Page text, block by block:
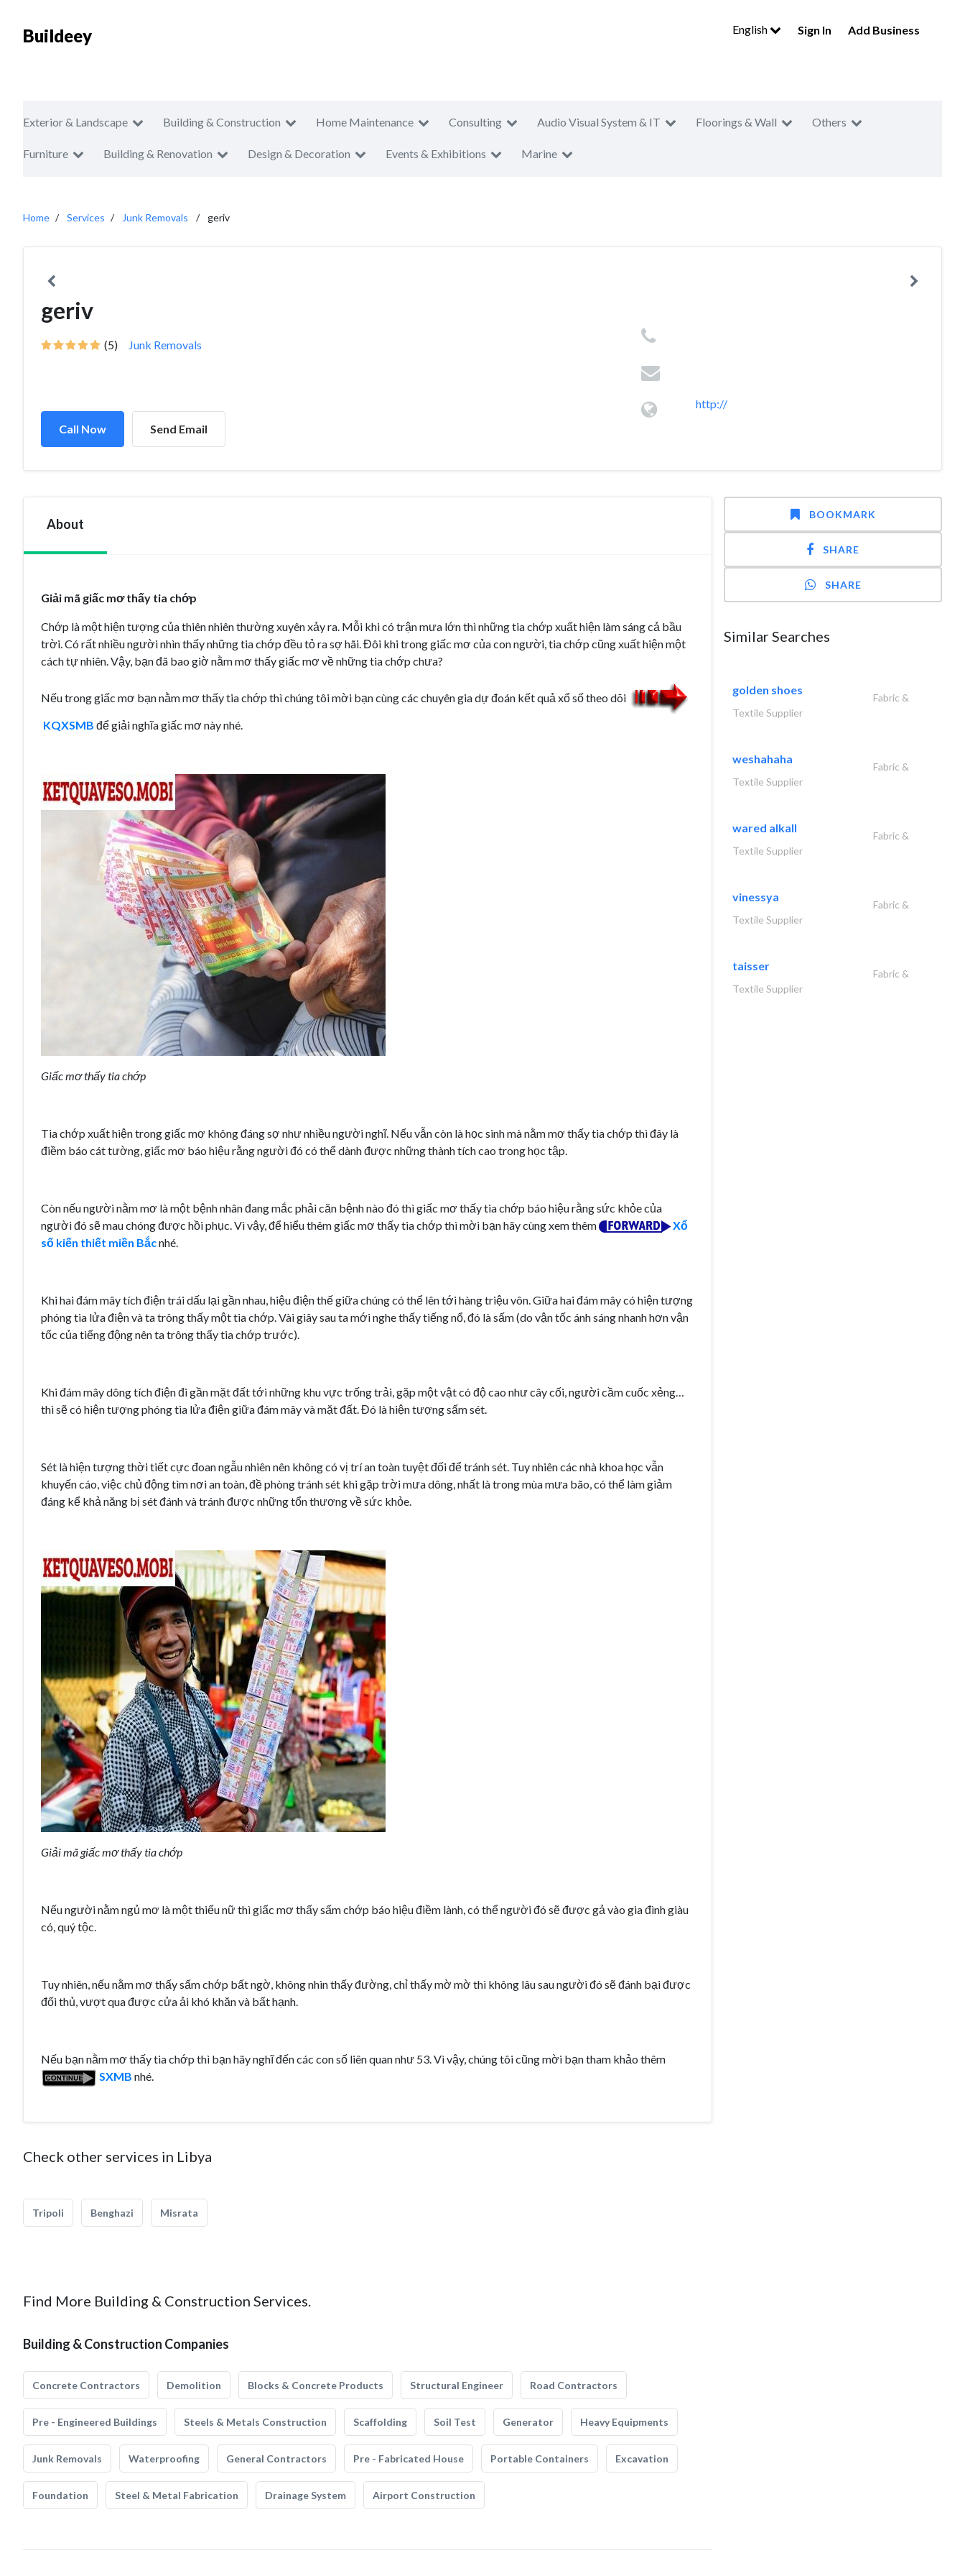
Buildeey English Sign In Add Business
Exterior & Landscape Building & Construction Home Maintenance Consulting Audio Visual System & IT Floorings & Wall Others
Furniture Building & Renovation Design & Decoration Events & Exhibitions Marine
Home Services Junk Removals geriv
geriv
(5) Junk Removals
Call Now Send Email
http://
About
Giải mã giấc mơ thấy tia chớp
Chớp là một hiện tượng của thiên nhiên thường xuyên xảy ra. Mỗi khi có trận mưa lớn thì những tia chớp xuất hiện làm sáng cả bầu
trời. Có rất nhiều người nhìn thấy những tia chớp đều tỏ ra sợ hãi. Đôi khi trong giấc mơ của con người, tia chớp cũng xuất hiện một
cách tự nhiên. Vậy, bạn đã bao giờ nằm mơ thấy giấc mơ về những tia chớp chưa?
Nếu trong giấc mơ bạn nằm mơ thấy tia chớp thì chúng tôi mời bạn cùng các chuyên gia dự đoán kết quả xổ số theo dõi
KQXSMB để giải nghĩa giấc mơ này nhé.
Giấc mơ thấy tia chớp
Tia chớp xuất hiện trong giấc mơ không đáng sợ như nhiều người nghĩ. Nếu vẫn còn là học sinh mà nằm mơ thấy tia chớp thì đây là
điềm báo cát tường, giấc mơ báo hiệu rằng người đó có thể dành được những thành tích cao trong học tập.
Còn nếu người nằm mơ là một bệnh nhân đang mắc phải căn bệnh nào đó thì giấc mơ thấy tia chớp báo hiệu rằng sức khỏe của
người đó sẽ mau chóng được hồi phục. Vì vậy, để hiểu thêm giấc mơ thấy tia chớp thì mời bạn hãy cùng xem thêm
Xổ
số kiến thiết miền Bắcnhé.
Khi hai đám mây tích điện trái dấu lại gần nhau, hiệu điện thế giữa chúng có thể lên tới hàng triệu vôn. Giữa hai đám mây có hiện tượng
phóng tia lửa điện và ta trông thấy một tia chớp. Vài giây sau ta mới nghe thấy tiếng nổ, đó là sấm (do vận tốc ánh sáng nhanh hơn vận
tốc của tiếng động nên ta trông thấy tia chớp trước).
Khi đám mây dông tích điện đi gần mặt đất tới những khu vực trống trải, gặp một vật có độ cao như cây cối, người cầm cuốc xẻng…
thì sẽ có hiện tượng phóng tia lửa điện giữa đám mây và mặt đất. Đó là hiện tượng sấm sét.
Sét là hiện tượng thời tiết cực đoan ngẫu nhiên nên không có vị trí an toàn tuyệt đối để tránh sét. Tuy nhiên các nhà khoa học vẫn
khuyến cáo, việc chủ động tìm nơi an toàn, đề phòng tránh sét khi gặp trời mưa dông, nhất là trong mùa mưa bão, có thể làm giảm
đáng kể khả năng bị sét đánh và tránh được những tổn thương về sức khỏe.
Giải mã giấc mơ thấy tia chớp
Nếu người nằm ngủ mơ là một thiếu nữ thì giấc mơ thấy sấm chớp báo hiệu điềm lành, có thể người đó sẽ được gả vào gia đình giàu
có, quý tộc.
Tuy nhiên, nếu nằm mơ thấy sấm chớp bất ngờ, không nhìn thấy đường, chỉ thấy mờ mờ thì không lâu sau người đó sẽ đánh bại được
đối thủ, vượt qua được cửa ải khó khăn và bất hạnh.
Nếu bạn nằm mơ thấy tia chớp thì bạn hãy nghĩ đến các con số liên quan như 53. Vì vậy, chúng tôi cũng mời bạn tham khảo thêm
SXMB nhé.
Check other services in Libya
Tripoli Benghazi Misrata
Find More Building & Construction Services.
Building & Construction Companies
Concrete Contractors Demolition Blocks & Concrete Products Structural Engineer Road Contractors
Pre - Engineered Buildings Steels & Metals Construction Scaffolding Soil Test Generator Heavy Equipments
Junk Removals Waterproofing General Contractors Pre - Fabricated House Portable Containers Excavation
Foundation Steel & Metal Fabrication Drainage System Airport Construction
BOOKMARK
SHARE
SHARE
Similar Searches
golden shoes
Fabric &
Textile Supplier
weshahaha
Fabric &
Textile Supplier
wared alkall
Fabric &
Textile Supplier
vinessya
Fabric &
Textile Supplier
taisser
Fabric &
Textile Supplier